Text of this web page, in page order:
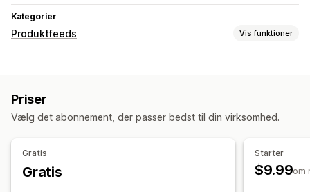
Kategorier
Produktfeeds Vis funktioner
Tilpassede labels
Feeds tilpasset til lokale forhold Flere sprog
Priser
Vælg det abonnement, der passer bedst til din virksomhed.
Gratis
Gratis
Starter
$9.99om